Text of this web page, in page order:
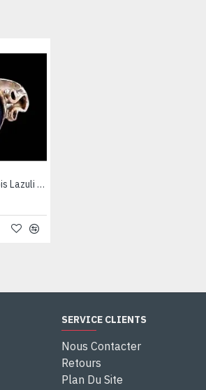
Bague argent Lapis Lazuli - Bijoux Inde - Bijoux indiens
SERVICE CLIENTS
Nous Contacter
Retours
Plan Du Site